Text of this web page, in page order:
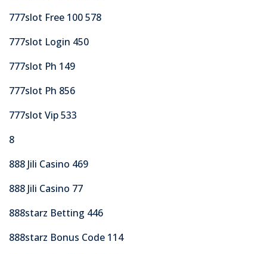
777slot Free 100 578
777slot Login 450
777slot Ph 149
777slot Ph 856
777slot Vip 533
8
888 Jili Casino 469
888 Jili Casino 77
888starz Betting 446
888starz Bonus Code 114